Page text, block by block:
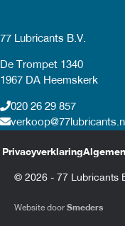
77 Lubricants B.V.
De Trompet 1340
1967 DA Heemskerk
020 26 29 857
verkoop@77lubricants.nl
Privacyverklaring
© 2026 - 77 Lubricants
Website door Smeders